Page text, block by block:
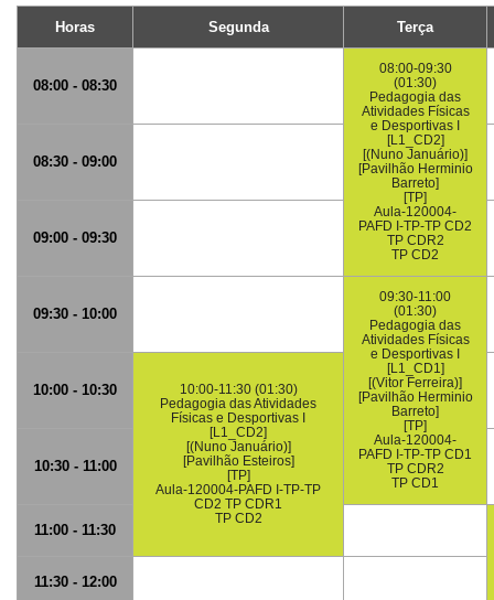
Horas Segunda Terça
08:00 - 08:30
08:00-09:30
(01:30)
Pedagogia das
Atividades Físicas
e Desportivas I
[L1_CD2]
[(Nuno Januário)]
[Pavilhão Herminio
Barreto]
[TP]
Aula-120004-
PAFD I-TP-TP CD2
TP CDR2
TP CD2
08:30 - 09:00
09:00 - 09:30
09:30 - 10:00
09:30-11:00
(01:30)
Pedagogia das
Atividades Físicas
e Desportivas I
[L1_CD1]
[(Vitor Ferreira)]
[Pavilhão Herminio
Barreto]
[TP]
Aula-120004-
PAFD I-TP-TP CD1
TP CDR2
TP CD1
10:00 - 10:30
10:00-11:30 (01:30)
Pedagogia das Atividades
Físicas e Desportivas I
[L1_CD2]
[(Nuno Januário)]
[Pavilhão Esteiros]
[TP]
Aula-120004-PAFD I-TP-TP
CD2 TP CDR1
TP CD2
10:30 - 11:00
11:00 - 11:30
11:30 - 12:00